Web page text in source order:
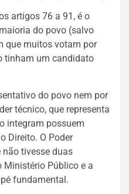
artigos 76 a 91, é o
do povo (salvo
que muitos votam por
tinham um candidato
do povo nem por
técnico, que representa
integram possuem
Direito. O Poder
tivesse duas
Público e a
fundamental.